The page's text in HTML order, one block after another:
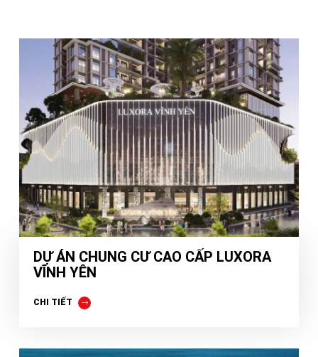
DỰ ÁN CHUNG CƯ CAO CẤP LUXORA
VĨNH YÊN
CHI TIẾT